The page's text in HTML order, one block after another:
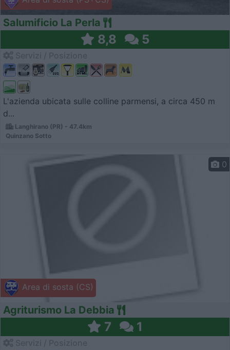
Salumificio La Perla
8,8 5
L'azienda ubicata sulle colline parmensi, a circa 450 m
d...
Langhirano (PR) - 47.4km
Quinzano Sotto
Area di sosta (CS)
0
Agriturismo La Debbia
7 1